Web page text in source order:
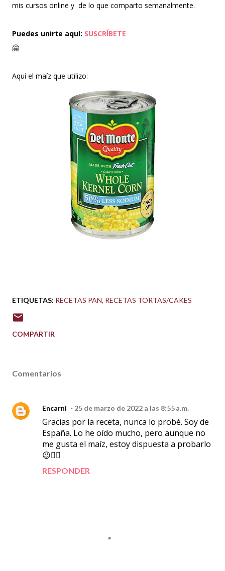
mis cursos online y de lo que comparto semanalmente.
Puedes unirte aquí: SUSCRÍBETE
🤗
Aquí el maíz que utilizo:
ETIQUETAS: RECETAS PAN RECETAS TORTAS/CAKES
COMPARTIR
Comentarios
Encarni 25 de marzo de 2022 a las 8:55 a.m.
Gracias por la receta, nunca lo probé. Soy de
España. Lo he oído mucho, pero aunque no
me gusta el maíz, estoy dispuesta a probarlo
😉👍🏻
RESPONDER